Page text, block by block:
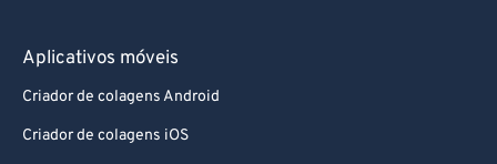
Aplicativos móveis
Criador de colagens Android
Criador de colagens iOS